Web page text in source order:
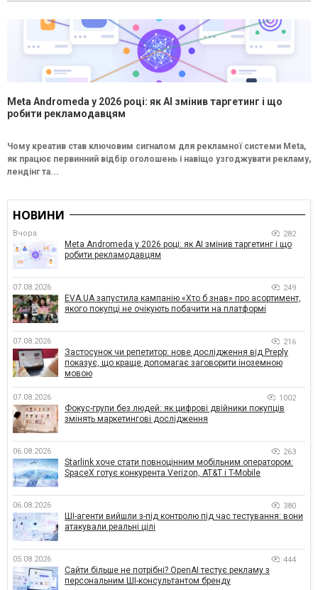
Meta Andromeda у 2026 році: як AI змінив таргетинг і що
робити рекламодавцям
Чому креатив став ключовим сигналом для рекламної системи Meta,
як працює первинний відбір оголошень і навіщо узгоджувати рекламу,
лендінг та...
НОВИНИ
Вчора 282
Meta Andromeda у 2026 році: як AI змінив таргетинг і що
робити рекламодавцям
07.08.2026 249
EVA.UA запустила кампанію «Хто б знав» про асортимент,
якого покупці не очікують побачити на платформі
07.08.2026 216
Застосунок чи репетитор: нове дослідження від Preply
показує, що краще допомагає заговорити іноземною
мовою
07.08.2026 1002
Фокус-групи без людей: як цифрові двійники покупців
змінять маркетингові дослідження
06.08.2026 263
Starlink хоче стати повноцінним мобільним оператором:
SpaceX готує конкурента Verizon, AT&T і T-Mobile
06.08.2026 380
ШІ-агенти вийшли з-під контролю під час тестування: вони
атакували реальні цілі
05.08.2026 444
Сайти більше не потрібні? OpenAI тестує рекламу з
персональним ШІ-консультантом бренду